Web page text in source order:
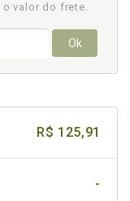
o valor do frete.
Ok
R$ 125,91
-